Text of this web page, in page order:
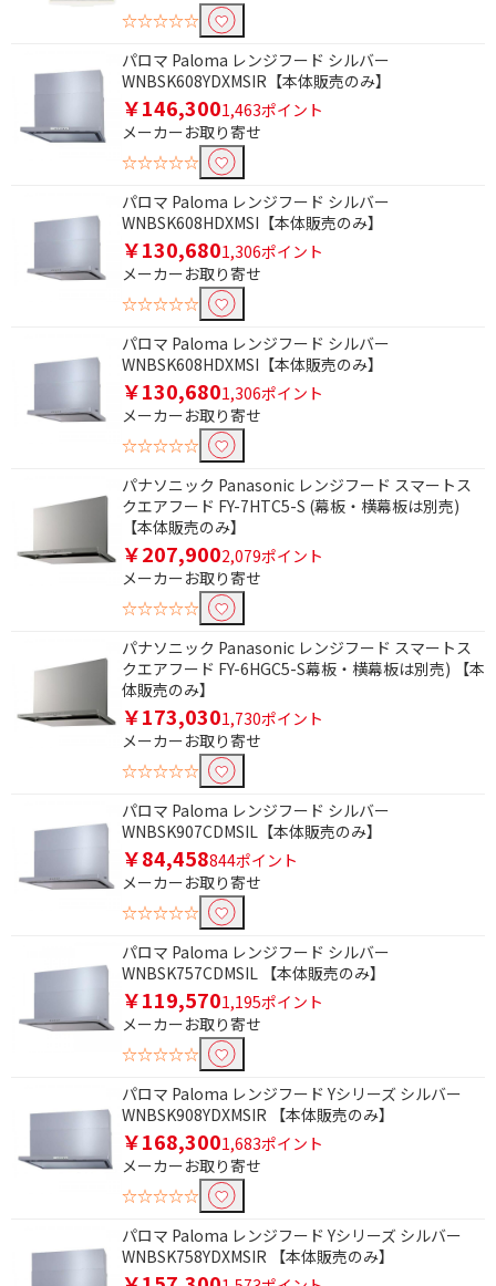
☆☆☆☆☆
パロマ Paloma レンジフード シルバー
WNBSK608YDXMSIR【本体販売のみ】
￥146,3001,463ポイント
メーカーお取り寄せ
☆☆☆☆☆
パロマ Paloma レンジフード シルバー
WNBSK608HDXMSI【本体販売のみ】
￥130,6801,306ポイント
メーカーお取り寄せ
☆☆☆☆☆
パロマ Paloma レンジフード シルバー
WNBSK608HDXMSI【本体販売のみ】
￥130,6801,306ポイント
メーカーお取り寄せ
☆☆☆☆☆
パナソニック Panasonic レンジフード スマートス
クエアフード FY-7HTC5-S (幕板・横幕板は別売)
【本体販売のみ】
￥207,9002,079ポイント
メーカーお取り寄せ
☆☆☆☆☆
パナソニック Panasonic レンジフード スマートス
クエアフード FY-6HGC5-S幕板・横幕板は別売) 【本
体販売のみ】
￥173,0301,730ポイント
メーカーお取り寄せ
☆☆☆☆☆
パロマ Paloma レンジフード シルバー
WNBSK907CDMSIL【本体販売のみ】
￥84,458844ポイント
メーカーお取り寄せ
☆☆☆☆☆
パロマ Paloma レンジフード シルバー
WNBSK757CDMSIL 【本体販売のみ】
￥119,5701,195ポイント
メーカーお取り寄せ
☆☆☆☆☆
パロマ Paloma レンジフード Yシリーズ シルバー
WNBSK908YDXMSIR 【本体販売のみ】
￥168,3001,683ポイント
メーカーお取り寄せ
☆☆☆☆☆
パロマ Paloma レンジフード Yシリーズ シルバー
WNBSK758YDXMSIR 【本体販売のみ】
条件で絞り込む
フリーワードで絞り込む
除外する
除外する にチェックを入れると、指定したワード
を除外して検索します。
価格で絞り込む
羽サイズで絞り込む
20㎝
30㎝